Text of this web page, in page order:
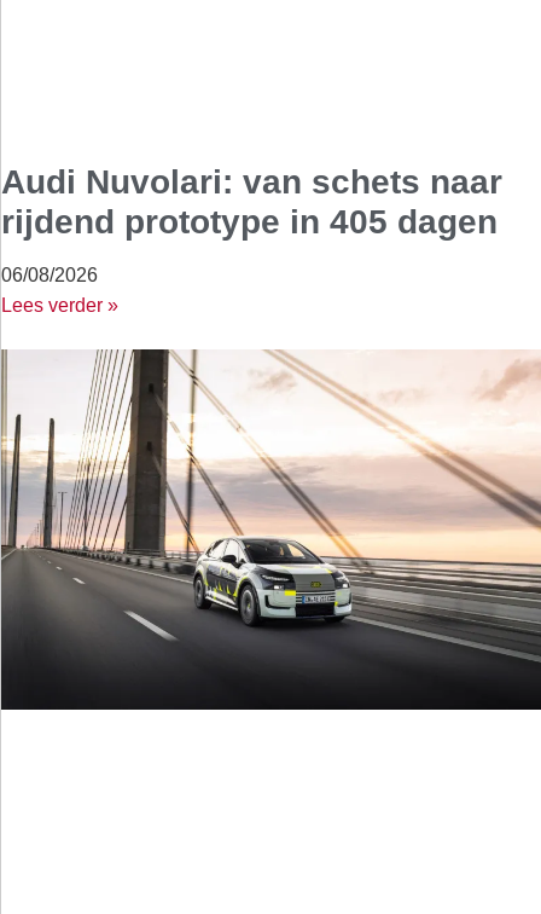
Audi Nuvolari: van schets naar
rijdend prototype in 405 dagen
06/08/2026
Lees verder »